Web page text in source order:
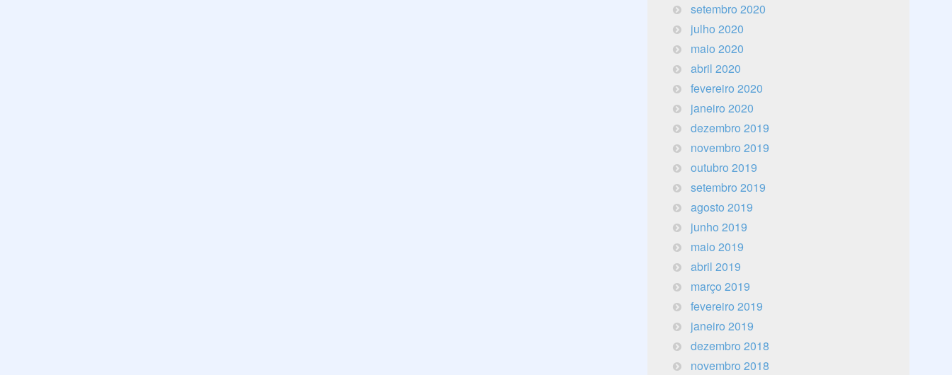
setembro 2020
julho 2020
maio 2020
abril 2020
fevereiro 2020
janeiro 2020
dezembro 2019
novembro 2019
outubro 2019
setembro 2019
agosto 2019
junho 2019
maio 2019
abril 2019
março 2019
fevereiro 2019
janeiro 2019
dezembro 2018
novembro 2018